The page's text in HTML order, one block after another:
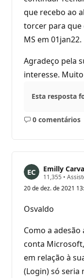
que recebo ao
torcer para que
MS em 01jan22.
Agradeço pela
interesse.
Esta resposta
0 comentários
Sem
Emilly
11,355 P
n
e
r
e
p
u
a
•
20 de dez. de 2021
Osvaldo
Como a adesão
conta
em relação à
(Login) só seria